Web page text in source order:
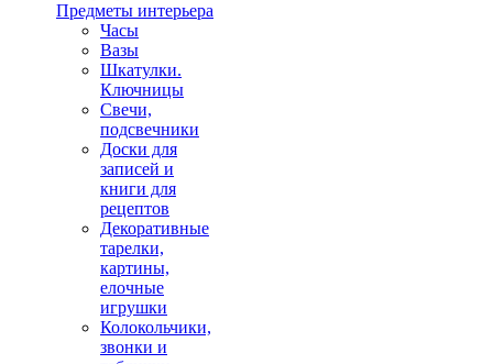
Предметы интерьера
Часы
Вазы
Шкатулки.
Ключницы
Свечи,
подсвечники
Доски для
записей и
книги для
рецептов
Декоративные
тарелки,
картины,
елочные
игрушки
Колокольчики,
звонки и